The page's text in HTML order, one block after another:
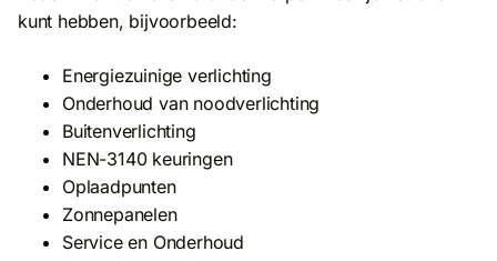
kunt hebben, bijvoorbeeld:
Energiezuinige verlichting
Onderhoud van noodverlichting
Buitenverlichting
NEN-3140 keuringen
Oplaadpunten
Zonnepanelen
Service en Onderhoud